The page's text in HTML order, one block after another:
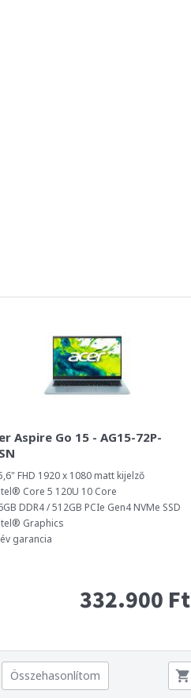
Aspire Go 15 - AG15-72P-
FHD 1920 x 1080 matt kijelző
Core 5 120U 10 Core
DDR4 / 512GB PCIe Gen4 NVMe SSD
Graphics
garancia
332.900 Ft
Összehasonlítom